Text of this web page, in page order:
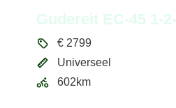
Gudereit EC-45 1-
€ 2799
Universeel
602km